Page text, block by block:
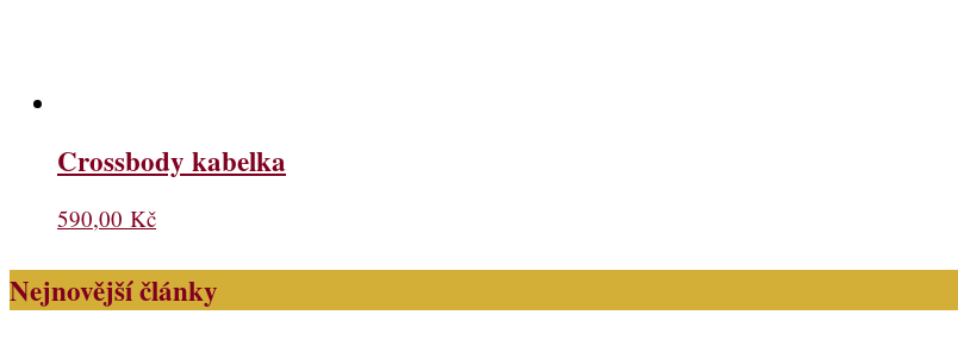
Crossbody kabelka
590,00 Kč
Nejnovější články